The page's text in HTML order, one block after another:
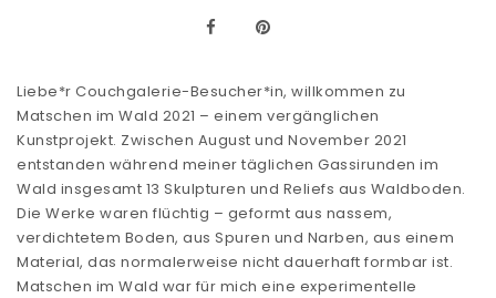
Liebe*r Couchgalerie-Besucher*in, willkommen zu
Matschen im Wald 2021 – einem vergänglichen
Kunstprojekt. Zwischen August und November 2021
entstanden während meiner täglichen Gassirunden im
Wald insgesamt 13 Skulpturen und Reliefs aus Waldboden.
Die Werke waren flüchtig – geformt aus nassem,
verdichtetem Boden, aus Spuren und Narben, aus einem
Material, das normalerweise nicht dauerhaft formbar ist.
Matschen im Wald war für mich eine experimentelle